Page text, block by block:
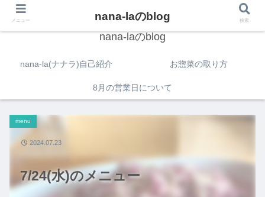
nana-laのblog
nana-la(ナナラ)自己紹介 お惣菜の取り方
8月の営業日について
7/24(水)のメニュー
menu
2024.07.23
メニュー nana-laのblog 検索